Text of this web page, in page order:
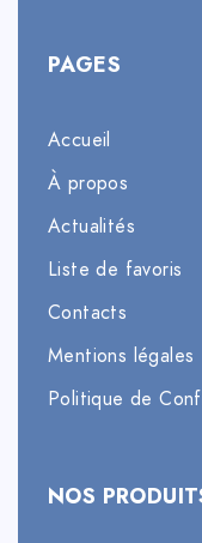
PAGES
Accueil
À propos
Actualités
Liste de favoris
Contacts
Mentions légales
Politique de
NOS